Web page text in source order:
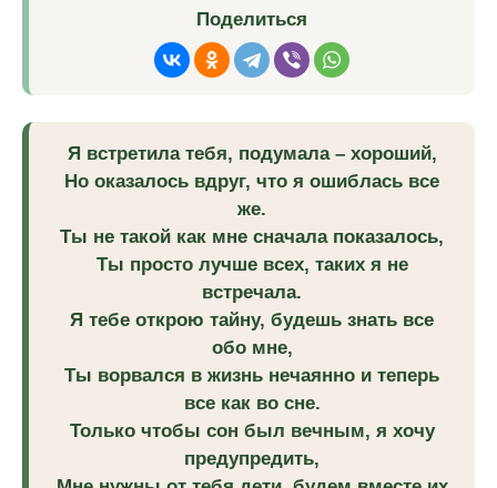
Поделиться
Я встретила тебя, подумала – хороший,
Но оказалось вдруг, что я ошиблась все
же.
Ты не такой как мне сначала показалось,
Ты просто лучше всех, таких я не
встречала.
Я тебе открою тайну, будешь знать все
обо мне,
Ты ворвался в жизнь нечаянно и теперь
все как во сне.
Только чтобы сон был вечным, я хочу
предупредить,